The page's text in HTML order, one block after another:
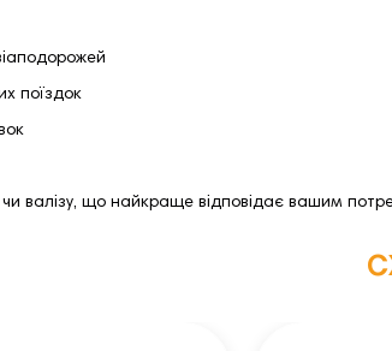
поїздок
валізу, що найкраще відповідає вашим